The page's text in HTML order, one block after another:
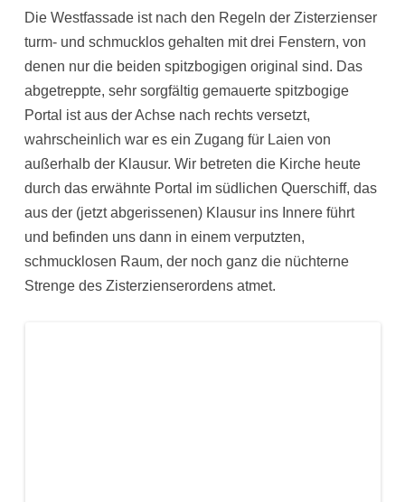
Die Westfassade ist nach den Regeln der Zisterzienser
turm- und schmucklos gehalten mit drei Fenstern, von
denen nur die beiden spitzbogigen original sind. Das
abgetreppte, sehr sorgfältig gemauerte spitzbogige
Portal ist aus der Achse nach rechts versetzt,
wahrscheinlich war es ein Zugang für Laien von
außerhalb der Klausur. Wir betreten die Kirche heute
durch das erwähnte Portal im südlichen Querschiff, das
aus der (jetzt abgerissenen) Klausur ins Innere führt
und befinden uns dann in einem verputzten,
schmucklosen Raum, der noch ganz die nüchterne
Strenge des Zisterzienserordens atmet.